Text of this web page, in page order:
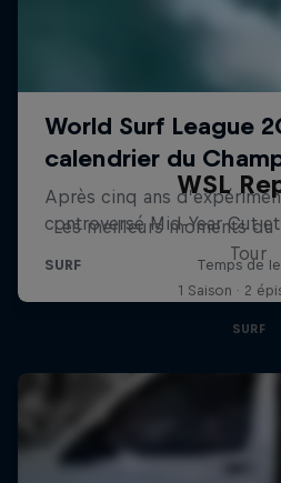
WSL
Les meilleurs moments du
Tour
1 Saison · 2
SURF